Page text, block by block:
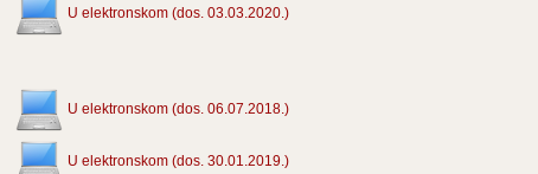
U elektronskom (dos. 03.03.2020.)
U elektronskom (dos. 06.07.2018.)
U elektronskom (dos. 30.01.2019.)